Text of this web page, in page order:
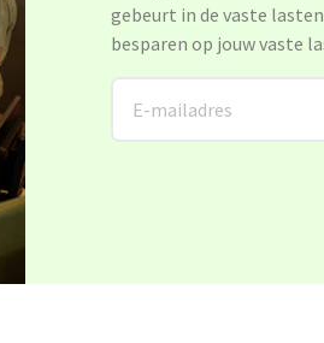
gebeurt in de vaste
besparen op jouw vaste